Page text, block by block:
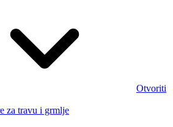
Otvoriti
za travu i grmlje